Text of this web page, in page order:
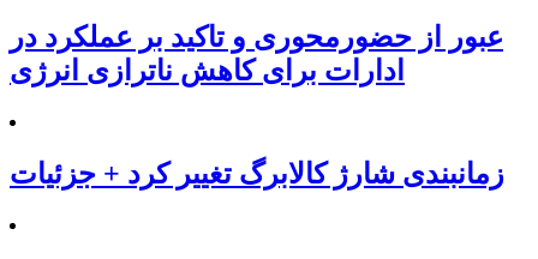
عبور از حضورمحوری و تاکید بر عملکرد در
ادارات برای کاهش ناترازی انرژی
زمانبندی شارژ کالابرگ تغییر کرد + جزئیات